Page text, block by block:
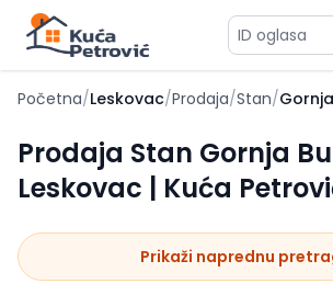
ID oglasa
Početna/Leskovac/Prodaja/Stan/
Prodaja Stan Gornja
Leskovac | Kuća
Prikaži naprednu